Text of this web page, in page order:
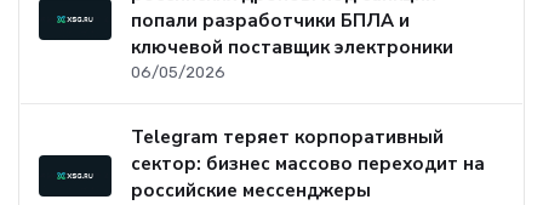
попали разработчики БПЛА и
ключевой поставщик электроники
06/05/2026
Telegram теряет корпоративный
сектор: бизнес массово переходит на
российские мессенджеры